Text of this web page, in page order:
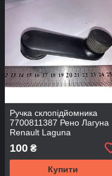
Ручка склопідйомника
7700811387 Рено Лагуна
Renault Laguna
100 ₴
Купити